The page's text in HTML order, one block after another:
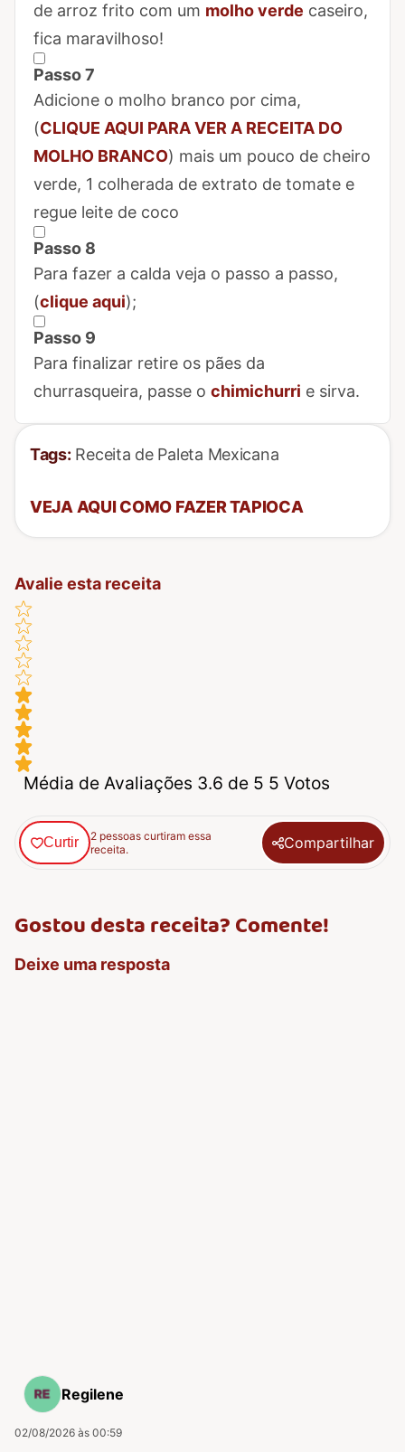
de arroz frito com um molho verde caseiro,
fica maravilhoso!
Passo 7
Marcar Passo 7 como concluído
Adicione o molho branco por cima,
(CLIQUE AQUI PARA VER A RECEITA DO
MOLHO BRANCO) mais um pouco de cheiro
verde, 1 colherada de extrato de tomate e
regue leite de coco
Passo 8
Marcar Passo 8 como concluído
Para fazer a calda veja o passo a passo,
(clique aqui);
Passo 9
Marcar Passo 9 como concluído
Para finalizar retire os pães da
churrasqueira, passe o chimichurri e sirva.
Tags: Receita de Paleta Mexicana
VEJA AQUI COMO FAZER TAPIOCA
Avalie esta receita
Média de Avaliações 3.6 de 5 5 Votos
Curtir
2 pessoas curtiram essa
receita.
Compartilhar
Gostou desta receita? Comente!
Deixe uma resposta
Regilene
02/08/2026 às 00:59